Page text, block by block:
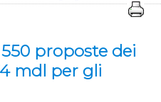
proposte dei
mdl per gli